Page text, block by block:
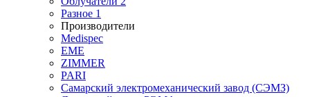
Разное 1
Производители
Medispec
EME
ZIMMER
PARI
Самарский электромеханический завод (СЭМЗ)